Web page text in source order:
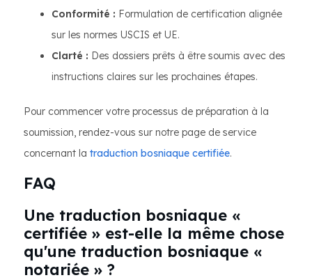
Conformité : Formulation de certification alignée
sur les normes USCIS et UE.
Clarté : Des dossiers prêts à être soumis avec des
instructions claires sur les prochaines étapes.
Pour commencer votre processus de préparation à la
soumission, rendez-vous sur notre page de service
concernant la traduction bosniaque certifiée.
FAQ
Une traduction bosniaque «
certifiée » est-elle la même chose
qu'une traduction bosniaque «
notariée » ?